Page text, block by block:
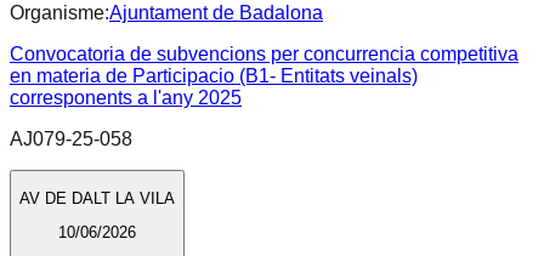
Organisme:Ajuntament de Badalona
Convocatoria de subvencions per concurrencia competitiva
en materia de Participacio (B1- Entitats veinals)
corresponents a l'any 2025
AJ079-25-058
AV DE DALT LA VILA
10/06/2026